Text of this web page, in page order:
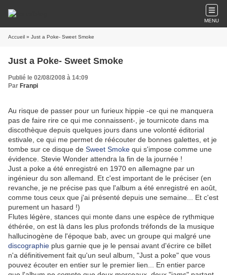
MENU
Accueil » Just a Poke- Sweet Smoke
Just a Poke- Sweet Smoke
Publié le 02/08/2008 à 14:09
Par Franpi
Au risque de passer pour un furieux hippie -ce qui ne manquera
pas de faire rire ce qui me connaissent-, je tournicote dans ma
discothèque depuis quelques jours dans une volonté éditorial
estivale, ce qui me permet de réécouter de bonnes galettes, et je
tombe sur ce disque de Sweet Smoke qui s'impose comme une
évidence. Stevie Wonder attendra la fin de la journée !
Just a poke a été enregistré en 1970 en allemagne par un
ingénieur du son allemand. Et c'est important de le préciser (en
revanche, je ne précise pas que l'album a été enregistré en août,
comme tous ceux que j'ai présenté depuis une semaine... Et c'est
purement un hasard !)
Flutes légère, stances qui monte dans une espèce de rythmique
éthérée, on est là dans les plus profonds tréfonds de la musique
hallucinogène de l'époque bab, avec un groupe qui malgré une
discographie plus garnie que je le pensai avant d'écrire ce billet
n'a définitivement fait qu'un seul album, "Just a poke" que vous
pouvez écouter en entier sur le premier lien... En entier parce